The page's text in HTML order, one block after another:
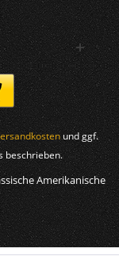
und ggf.
beschrieben.
Amerikanische